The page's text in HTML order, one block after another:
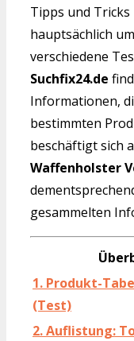
Tipps und Tricks
hauptsächlich
verschiedene
Suchfix24.de
Informationen,
bestimmten
beschäftigt sich
Waffenholster
gesammelten
1. Produkt-
(Test)
2. Auflistung: